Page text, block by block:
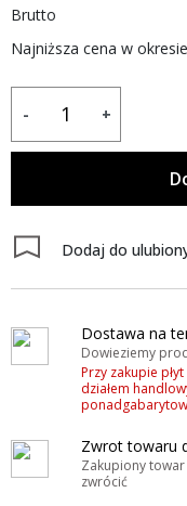
Brutto
Najniższa cena w
- +
Dodaj do
Dostawa na
Dowieziemy
Przy zakupie
działem
Zwrot towaru
Zakupiony towar
zwrócić